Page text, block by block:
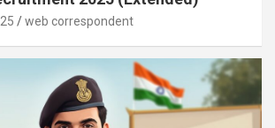
web correspondent